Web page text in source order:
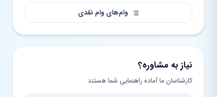
وام‌های وام نقدی
نیاز به مشاوره؟
کارشناسان ما آماده راهنمایی شما هستند